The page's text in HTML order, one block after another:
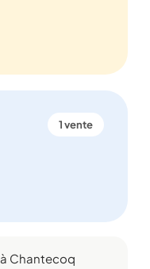
1 vente
à Chantecoq